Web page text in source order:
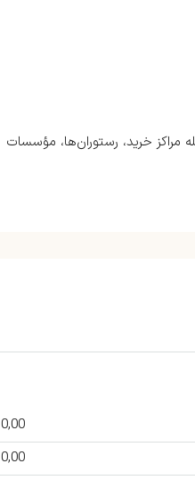
خرید، رستوران‌ها، مؤسسات
0,00
0,00